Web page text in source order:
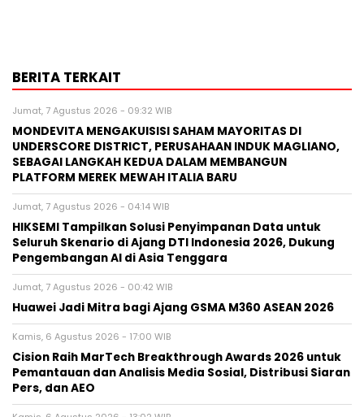
BERITA TERKAIT
Jumat, 7 Agustus 2026 - 09:32 WIB
MONDEVITA MENGAKUISISI SAHAM MAYORITAS DI
UNDERSCORE DISTRICT, PERUSAHAAN INDUK MAGLIANO,
SEBAGAI LANGKAH KEDUA DALAM MEMBANGUN
PLATFORM MEREK MEWAH ITALIA BARU
Jumat, 7 Agustus 2026 - 04:14 WIB
HIKSEMI Tampilkan Solusi Penyimpanan Data untuk
Seluruh Skenario di Ajang DTI Indonesia 2026, Dukung
Pengembangan AI di Asia Tenggara
Jumat, 7 Agustus 2026 - 00:42 WIB
Huawei Jadi Mitra bagi Ajang GSMA M360 ASEAN 2026
Kamis, 6 Agustus 2026 - 17:00 WIB
Cision Raih MarTech Breakthrough Awards 2026 untuk
Pemantauan dan Analisis Media Sosial, Distribusi Siaran
Pers, dan AEO